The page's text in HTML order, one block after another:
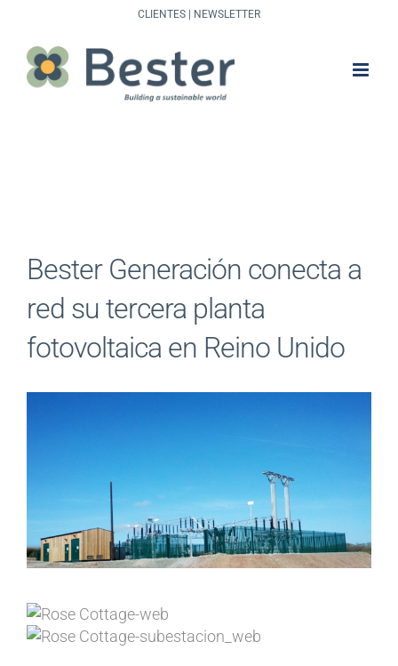
contenido
CLIENTES NEWSLETTER
Bester Generación conecta a
red su tercera planta
fotovoltaica en Reino Unido